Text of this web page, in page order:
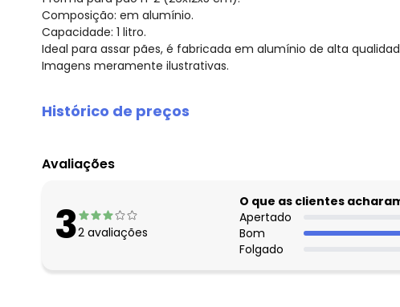
Composição: em alumínio.
Capacidade: 1 litro.
Ideal para assar pães, é fabricada em alumínio de alta
Imagens meramente ilustrativas.
Histórico de preços
agosto/2026
maio/2026
abril/2026
fevereiro/2026
Avaliações
32 avaliações
O que as clientes
Apertado
Bom
Folgado